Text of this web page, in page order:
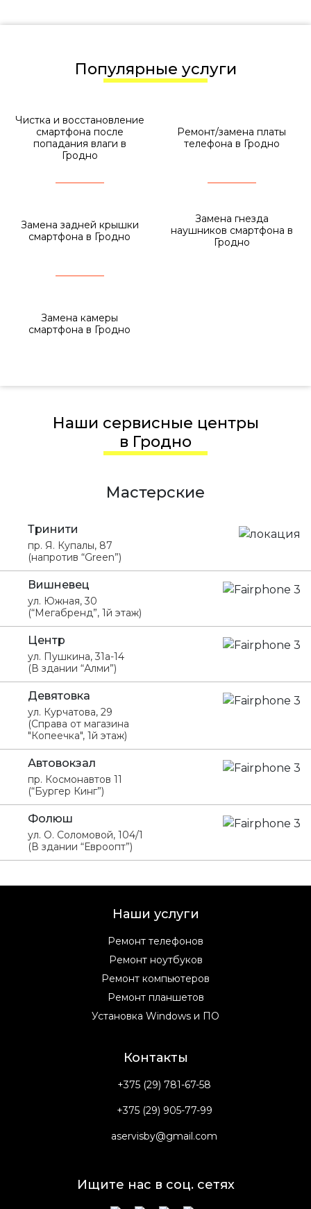
Популярные услуги
Чистка и восстановление
смартфона после
попадания влаги в
Гродно
Ремонт/замена платы
телефона в Гродно
Замена задней крышки
смартфона в Гродно
Замена гнезда
наушников смартфона в
Гродно
Замена камеры
смартфона в Гродно
Наши сервисные центры
в Гродно
Мастерские
Тринити
пр. Я. Купалы, 87
(напротив “Green”)
Вишневец
ул. Южная, 30
(“Мегабренд”, 1й этаж)
Центр
ул. Пушкина, 31а-14
(В здании “Алми”)
Девятовка
ул. Курчатова, 29
(Справа от магазина
"Копеечка", 1й этаж)
Автовокзал
пр. Космонавтов 11
(“Бургер Кинг”)
Фолюш
ул. О. Соломовой, 104/1
(В здании “Евроопт”)
Наши услуги
Ремонт телефонов
Ремонт ноутбуков
Ремонт компьютеров
Ремонт планшетов
Установка Windows и ПО
Контакты
+375 (29) 781-67-58
+375 (29) 905-77-99
aservisby@gmail.com
Ищите нас в соц. сетях